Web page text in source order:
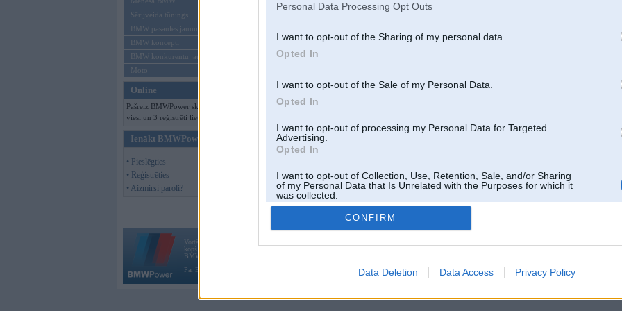
Personal Data Processing Opt Outs
I want to opt-out of the Sharing of my personal data.
Opted In
I want to opt-out of the Sale of my Personal Data.
Opted In
I want to opt-out of processing my Personal Data for Targeted
Advertising.
Opted In
I want to opt-out of Collection, Use, Retention, Sale, and/or Sharing
of my Personal Data that Is Unrelated with the Purposes for which it
was collected.
Opted Out
CONFIRM
Data Deletion Data Access Privacy Policy
Sērijveida tūnings
BMW pasaules jaunumi
BMW koncepti
BMW konkurentu jaunumi
Moto
Online
Pašreiz BMWPower skatās 133
viesi un 3 reģistrēti lietotāji.
Ienākt BMWPower
• Pieslēgties
• Reģistrēties
• Aizmirsi paroli?
Vortāls BMWPower.lv darbojas
kopš 2002. gada 14. maija. Tas nav auto klubs un nav saistīts ar
BMW AG.
Par BMWPower